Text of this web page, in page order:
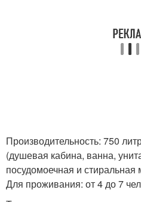
Производительность: 750
(душевая кабина, ванна,
посудомоечная и
Для проживания: от 4 до 7